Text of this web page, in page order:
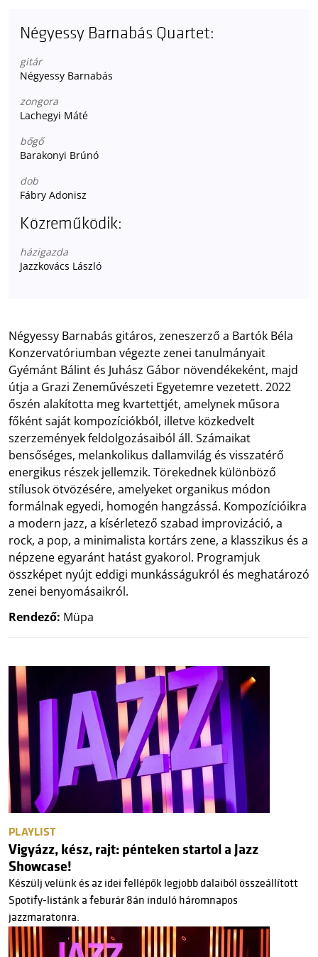
Négyessy Barnabás Quartet:
gitár
Négyessy Barnabás
zongora
Lachegyi Máté
bőgő
Barakonyi Brúnó
dob
Fábry Adonisz
Közreműködik:
házigazda
Jazzkovács László
Négyessy Barnabás gitáros, zeneszerző a Bartók Béla
Konzervatóriumban végezte zenei tanulmányait
Gyémánt Bálint és Juhász Gábor növendékeként, majd
útja a Grazi Zeneművészeti Egyetemre vezetett. 2022
őszén alakította meg kvartettjét, amelynek műsora
főként saját kompozíciókból, illetve közkedvelt
szerzemények feldolgozásaiból áll. Számaikat
bensőséges, melankolikus dallamvilág és visszatérő
energikus részek jellemzik. Törekednek különböző
stílusok ötvözésére, amelyeket organikus módon
formálnak egyedi, homogén hangzássá. Kompozícióikra
a modern jazz, a kísérletező szabad improvizáció, a
rock, a pop, a minimalista kortárs zene, a klasszikus és a
népzene egyaránt hatást gyakorol. Programjuk
összképet nyújt eddigi munkásságukról és meghatározó
zenei benyomásaikról.
Rendező: Müpa
PLAYLIST
Vigyázz, kész, rajt: pénteken startol a Jazz
Showcase!
Készülj velünk és az idei fellépők legjobb dalaiból összeállított
Spotify-listánk a feburár 8án induló háromnapos
jazzmaratonra.